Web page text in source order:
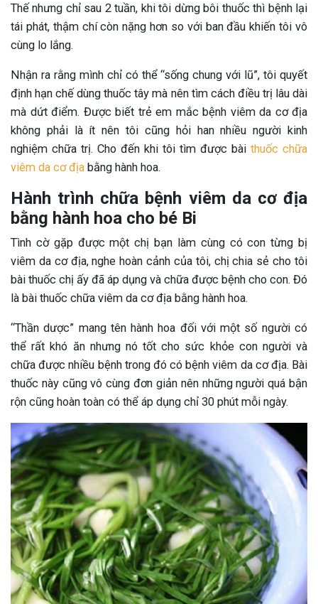
Thế nhưng chỉ sau 2 tuần, khi tôi dừng bôi thuốc thì bệnh lại
tái phát, thậm chí còn nặng hơn so với ban đầu khiến tôi vô
cùng lo lắng.
Nhận ra rằng mình chỉ có thể “sống chung với lũ”, tôi quyết
định hạn chế dùng thuốc tây mà nên tìm cách điều trị lâu dài
mà dứt điểm. Được biết trẻ em mắc bệnh viêm da cơ địa
không phải là ít nên tôi cũng hỏi han nhiều người kinh
nghiệm chữa trị. Cho đến khi tôi tìm được bài thuốc chữa
viêm da cơ địa bằng hành hoa.
Hành trình chữa bệnh viêm da cơ địa
bằng hành hoa cho bé Bi
Tình cờ gặp được một chị bạn làm cùng có con từng bị
viêm da cơ địa, nghe hoàn cảnh của tôi, chị chia sẻ cho tôi
bài thuốc chị ấy đã áp dụng và chữa được bệnh cho con. Đó
là bài thuốc chữa viêm da cơ địa bằng hành hoa.
“Thần dược” mang tên hành hoa đối với một số người có
thể rất khó ăn nhưng nó tốt cho sức khỏe con người và
chữa được nhiều bệnh trong đó có bệnh viêm da cơ địa. Bài
thuốc này cũng vô cùng đơn giản nên những người quá bận
rộn cũng hoàn toàn có thể áp dụng chỉ 30 phút mỗi ngày.